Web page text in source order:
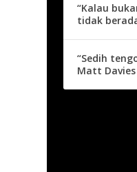
“Kalau
tidak
“Sedih
Matt Davies